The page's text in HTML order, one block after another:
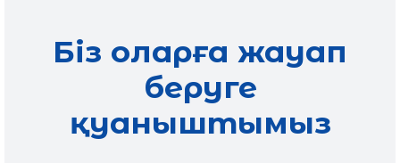
Біз оларға жауап
беруге
қуаныштымыз